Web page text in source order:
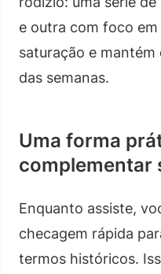
e outra com foco
saturação e
das semanas.
Uma forma
complementar
Enquanto assiste,
checagem rápida
termos históricos.